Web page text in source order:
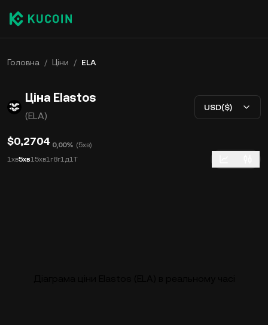
Головна / Ціни / ELA
Ціна Elastos
(ELA)
USD($)
$0,2704 0,00% (5хв)
1хв5хв15хв1г8г1д1Т